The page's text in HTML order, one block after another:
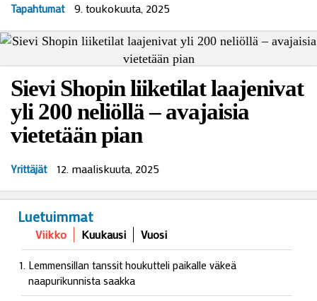
Tapahtumat 9. toukokuuta, 2025
Sievi Shopin liiketilat laajenivat
yli 200 neliöllä – avajaisia
vietetään pian
Yrittäjät 12. maaliskuuta, 2025
Luetuimmat
Viikko Kuukausi Vuosi
Lemmensillan tanssit houkutteli paikalle väkeä
naapurikunnista saakka